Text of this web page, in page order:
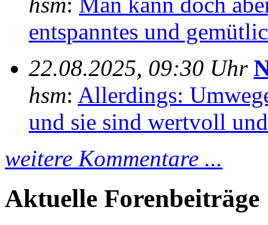
entspanntes und
22.08.2025, 09:30 Uhr
hsm: Allerdings:
und sie sind wertvoll
weitere Kommentare ...
Aktuelle Forenbeiträge